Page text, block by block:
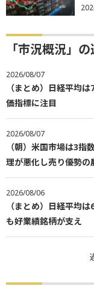
「市況概況」
2026/08/07
（まとめ）日経平均
価指標に注目
2026/08/07
（朝）米国市場は3
理が悪化し売り優勢の
2026/08/06
（まとめ）日経平均
も好業績銘柄が支え